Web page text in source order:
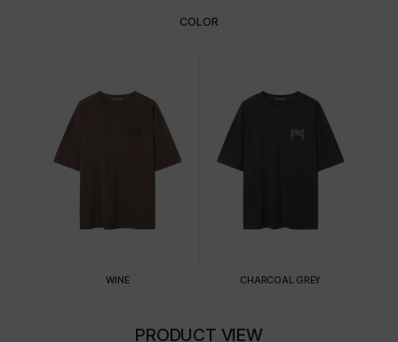
COLOR
WINE CHARCOAL GREY
PRODUCT VIEW